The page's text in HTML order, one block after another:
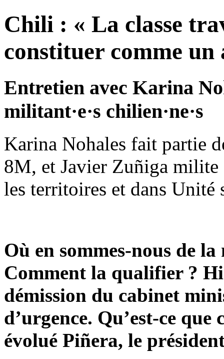
Chili : « La classe
constituer comme
Entretien avec Karina
militant·e·s chilien·ne·s
Karina Nohales fait partie
8M, et Javier Zuñiga milite
les territoires et dans Unité
Où en sommes-nous de
Comment la qualifier ?
démission du cabinet
d’urgence. Qu’est-ce
évolué Piñera, le